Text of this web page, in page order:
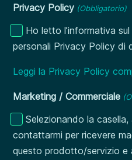
Privacy Policy (Obbligatorio)
Ho letto l’informativa
personali Privacy Policy di
Leggi la Privacy Policy
Marketing / Commerciale
Selezionando la
contattarmi per ricevere
questo prodotto/servizio e